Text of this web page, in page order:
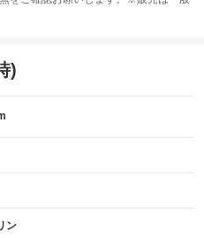
ABS
)
ン